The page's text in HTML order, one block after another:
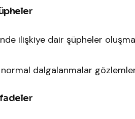
ilişkiye dair şüpheler
normal dalgalanmalar